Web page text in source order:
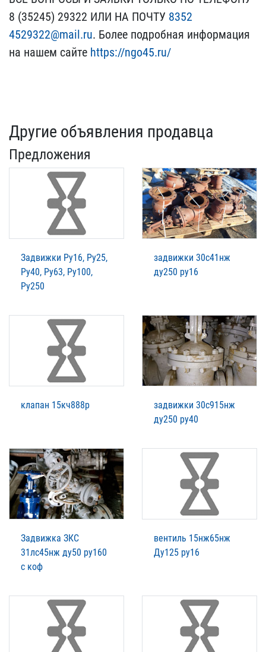
8 (35245)​ 29322 ИЛИ НА ПОЧТУ 8352​
4529322@mail.ru. Более п​одробная информация
на н​ашем сайте https://ngo45​.ru/
Другие объявления продавца
Предложения
Задвижки Ру16, Ру25,
Ру40, Ру63, Ру100,
Ру250
задвижки 30с41нж
ду250 ру16
клапан 15кч888р
задвижки 30с915нж
ду250 ру40
Задвижка ЗКС
31лс45нж ду50 ру160
с коф
вентиль 15нж65нж
Ду125 ру16